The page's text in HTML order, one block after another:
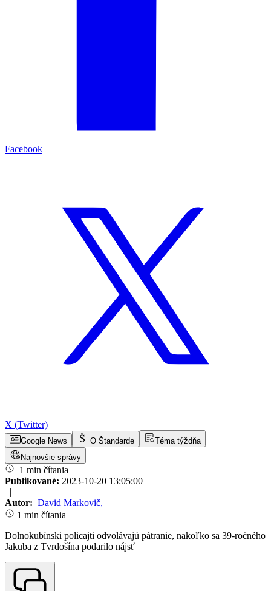
Facebook
X (Twitter)
Google News O Štandarde
Téma týždňa
Najnovšie správy
1 min čítania
Publikované: 2023-10-20 13:05:00
|
Autor: David Markovič,
1 min čítania
Dolnokubínski policajti odvolávajú pátranie, nakoľko sa 39-ročného
Jakuba z Tvrdošína podarilo nájsť